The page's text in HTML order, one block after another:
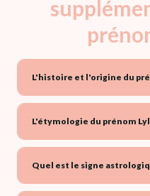
L'histoire et l'origine du
L'étymologie du prénom
Quel est le signe